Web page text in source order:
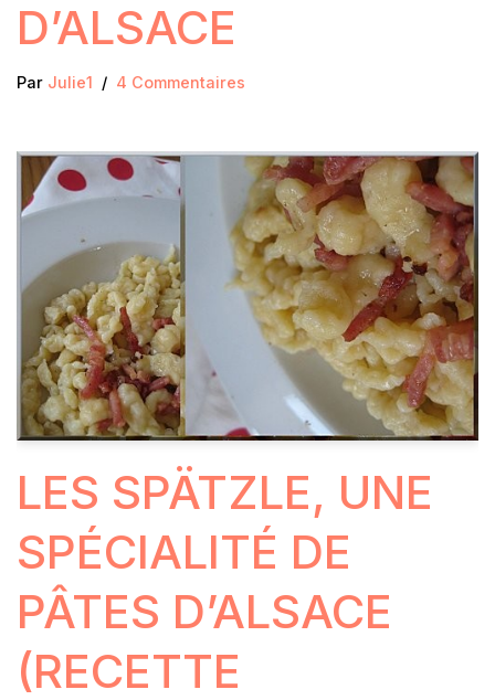
D’ALSACE
Par Julie1 4 Commentaires
LES SPÄTZLE, UNE
SPÉCIALITÉ DE
PÂTES D’ALSACE
(RECETTE